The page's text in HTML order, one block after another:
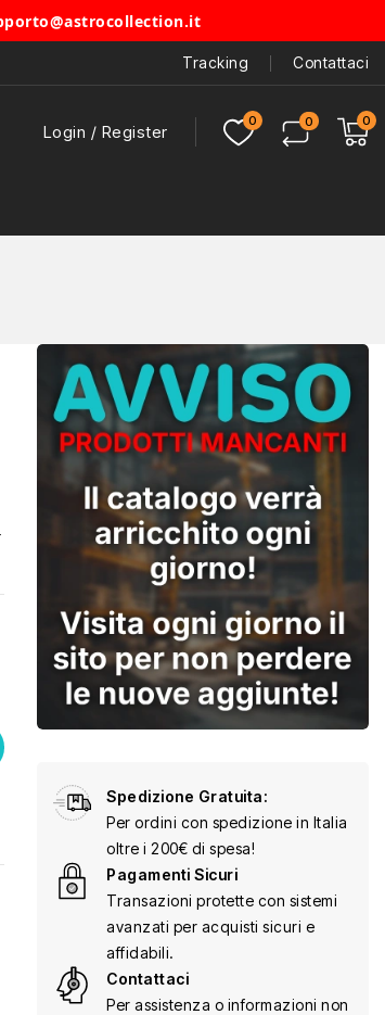
Tracking Contattaci
Login / Register
Spedizione Gratuita:
Per ordini con spedizione in Italia
oltre i 200€ di spesa!
Pagamenti Sicuri
Transazioni protette con sistemi
avanzati per acquisti sicuri e
affidabili.
Contattaci
Per assistenza o informazioni non